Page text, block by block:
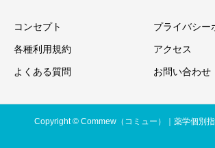
コンセプト プライバシー
各種利用規約 アクセス
よくある質問 お問い合わせ
Copyright © Commew（コミュー）｜薬学個別